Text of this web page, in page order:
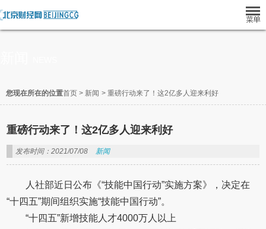
您现在所在的位置首页 > 新闻 > 重磅行动来了！这2亿多人迎来利好
重磅行动来了！这2亿多人迎来利好
发布时间：2021/07/08 新闻
人社部近日公布《“技能中国行动”实施方案》，决定在
“十四五”期间组织实施“技能中国行动”。
“十四五”新增技能人才4000万人以上